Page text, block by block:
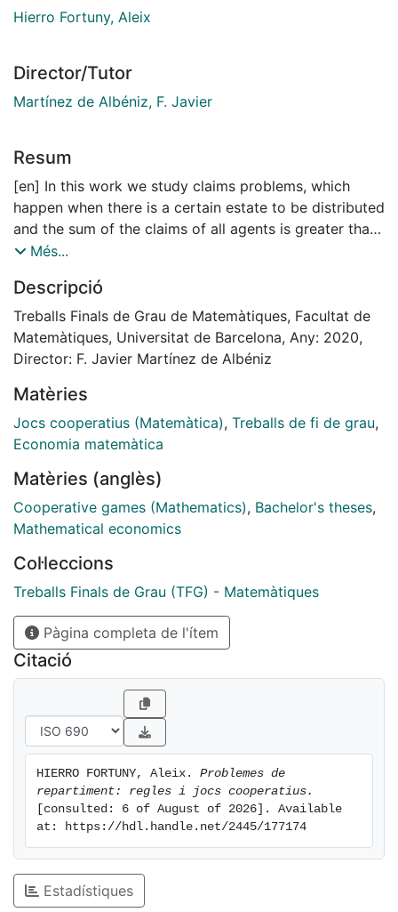
Hierro Fortuny, Aleix
Director/Tutor
Martínez de Albéniz, F. Javier
Resum
[en] In this work we study claims problems, which
happen when there is a certain estate to be distributed
and the sum of the claims of all agents is greater than
the estate. We study it from an axiomatic point of
their distribution rules.
We structure the work in 4 parts. Firstly, we present
the claims problems and the different distribution
rules, paying attention on the 4 most important rules.
so important, but worth mentioning.
The next part is the most important of this work, the
characterization of the 4 most important sharing rules.
will later use to make the characterization of them.
In the third part, we look at claims problems from a
different point of view, from cooperative game theory.
and claims problems, specifically between distribution
rules and point solutions for that kind of games.
Finally, we discuss two recent papers where claims
problems are used to solve current problems in
society. The first tells us about the distribution of the
health budget in Catalonia. The second studies the
distribution of the permission of CO 2 emissions
amongst the different world regions.
Més...
Descripció
Treballs Finals de Grau de Matemàtiques, Facultat de
Matemàtiques, Universitat de Barcelona, Any: 2020,
Director: F. Javier Martínez de Albéniz
Matèries
Jocs cooperatius (Matemàtica), Treballs de fi de grau,
Economia matemàtica
Matèries (anglès)
Cooperative games (Mathematics), Bachelor's theses,
Mathematical economics
Col·leccions
Treballs Finals de Grau (TFG) - Matemàtiques
Pàgina completa de l'ítem
Citació
HIERRO FORTUNY, Aleix. Problemes de
repartiment: regles i jocs cooperatius.
[consulted: 6 of August of 2026]. Available
at: https://hdl.handle.net/2445/177174
Estadístiques